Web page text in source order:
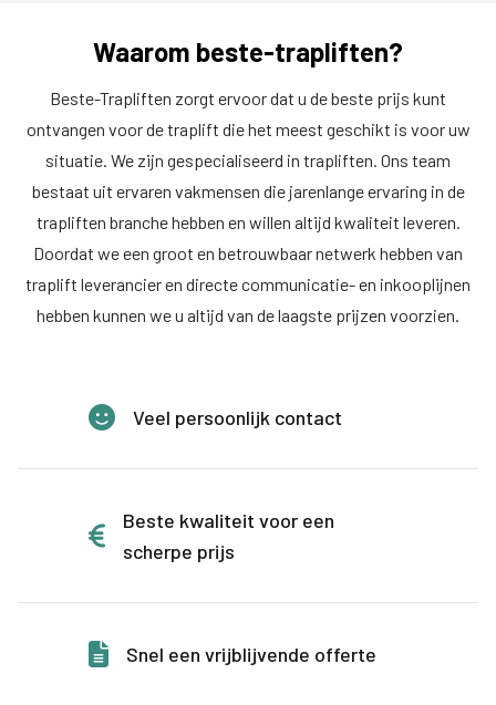
Waarom beste-trapliften?
Beste-Trapliften zorgt ervoor dat u de beste prijs kunt
ontvangen voor de traplift die het meest geschikt is voor uw
situatie. We zijn gespecialiseerd in trapliften. Ons team
bestaat uit ervaren vakmensen die jarenlange ervaring in de
trapliften branche hebben en willen altijd kwaliteit leveren.
Doordat we een groot en betrouwbaar netwerk hebben van
traplift leverancier en directe communicatie- en inkooplijnen
hebben kunnen we u altijd van de laagste prijzen voorzien.
Veel persoonlijk contact
Beste kwaliteit voor een
scherpe prijs
Snel een vrijblijvende offerte